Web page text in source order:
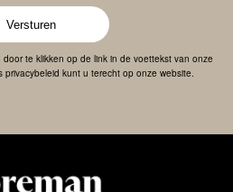
Versturen
te klikken op de link in de voettekst van onze
privacybeleid kunt u terecht op onze website.